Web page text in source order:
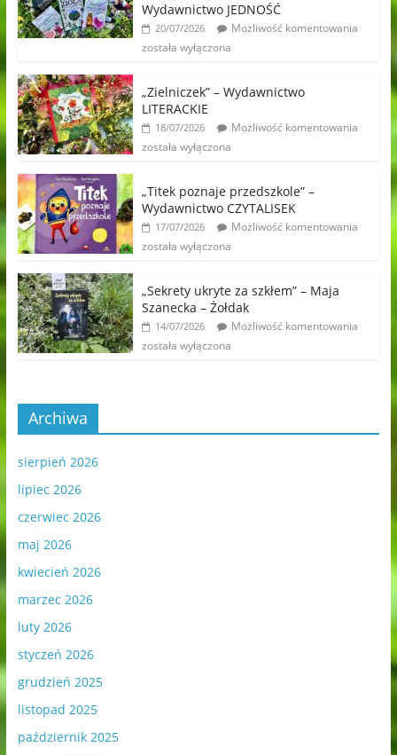
Wydawnictwo JEDNOŚĆ
20/07/2026
Możliwość komentowania
została wyłączona
„Zielniczek” – Wydawnictwo
LITERACKIE
18/07/2026
Możliwość komentowania
została wyłączona
„Titek poznaje przedszkole” –
Wydawnictwo CZYTALISEK
17/07/2026
Możliwość komentowania
została wyłączona
„Sekrety ukryte za szkłem” – Maja
Szanecka – Żołdak
14/07/2026
Możliwość komentowania
została wyłączona
Archiwa
sierpień 2026
lipiec 2026
czerwiec 2026
maj 2026
kwiecień 2026
marzec 2026
luty 2026
styczeń 2026
grudzień 2025
listopad 2025
październik 2025